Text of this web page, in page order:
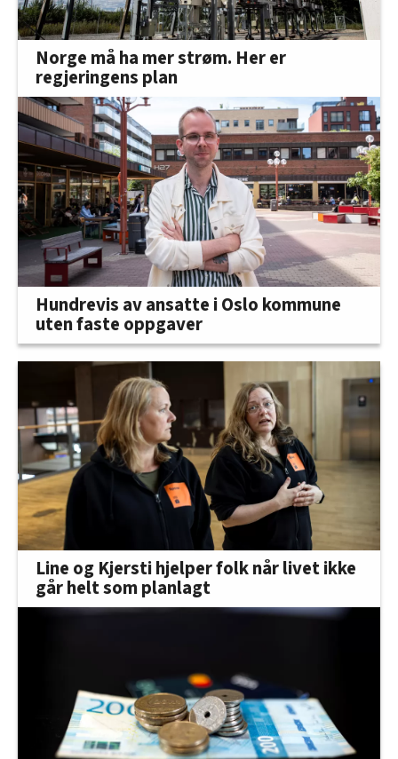
Norge må ha mer strøm. Her er
regjeringens plan
Hundrevis av ansatte i Oslo kommune
uten faste oppgaver
Line og Kjersti hjelper folk når livet ikke
går helt som planlagt